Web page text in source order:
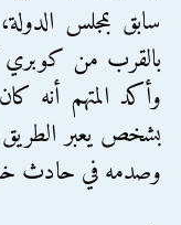
سابق بمجلس
بالقرب من كوبري
وأكد المتهم أنه
بشخص يعبر الطريق
وصدمه في حادث